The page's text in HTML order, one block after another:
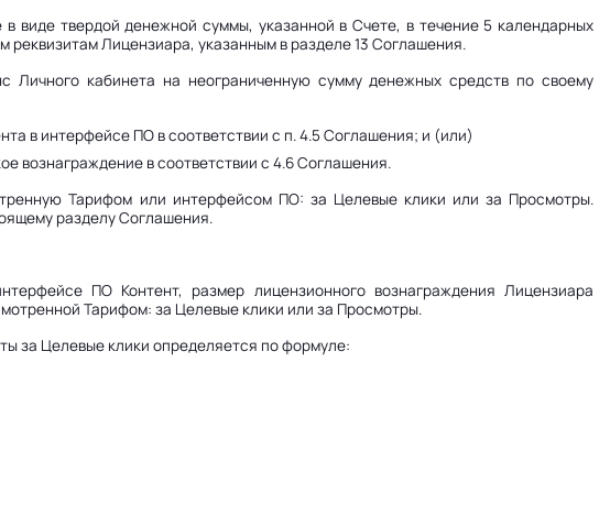
виде твердой денежной суммы, указанной в Счете, в течение 5 календарных
Лицензиара, указанным в разделе 13 Соглашения.
кабинета на неограниченную сумму денежных средств по своему
в интерфейсе ПО в соответствии с п. 4.5 Соглашения; и (или)
вознаграждение в соответствии с 4.6 Соглашения.
Тарифом или интерфейсом ПО: за Целевые клики или за Просмотры.
разделу Соглашения.
ПО Контент, размер лицензионного вознаграждения Лицензиара
Тарифом: за Целевые клики или за Просмотры.
за Целевые клики определяется по формуле: